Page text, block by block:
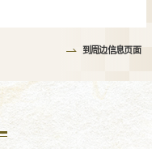
到周边信息页面